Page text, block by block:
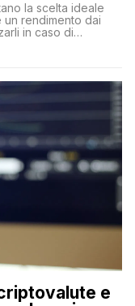
la scelta ideale
rendimento dai
in caso di
tradizionali,
[…]
e